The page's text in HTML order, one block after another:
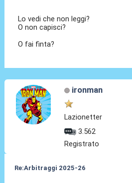
Lo vedi che non leggi?
O non capisci?
O fai finta?
ironman
Lazionetter
3.562
Registrato
Re:Arbitraggi 2025-26